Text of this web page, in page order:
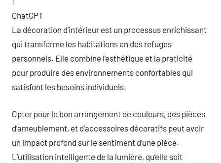
ChatGPT
La décoration d’intérieur est un processus enrichissant
qui transforme les habitations en des refuges
personnels. Elle combine l’esthétique et la praticité
pour produire des environnements confortables qui
satisfont les besoins individuels.
Opter pour le bon arrangement de couleurs, des pièces
d’ameublement, et d’accessoires décoratifs peut avoir
un impact profond sur le sentiment d’une pièce.
L’utilisation intelligente de la lumière, qu’elle soit